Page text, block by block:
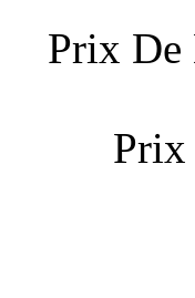
Prix De
Prix